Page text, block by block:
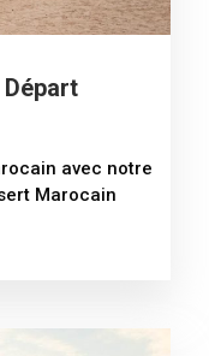
avec notre
Marocain